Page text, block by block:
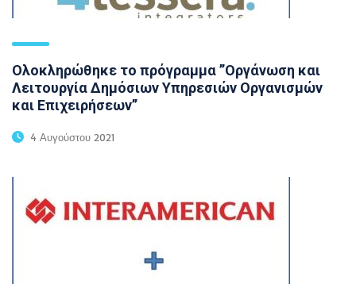
Ολοκληρώθηκε το πρόγραμμα ’’Οργάνωση και
Λειτουργία Δημόσιων Υπηρεσιών Οργανισμών
και Επιχειρήσεων’’
4 Αυγούστου 2021